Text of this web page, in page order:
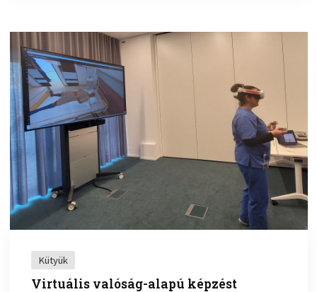
Kütyük
Virtuális valóság-alapú képzést